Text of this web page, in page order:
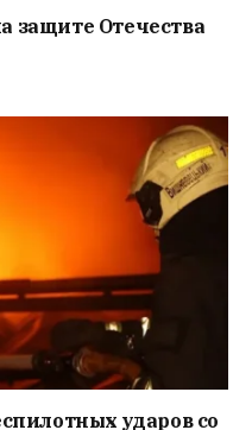
защите Отечества
ударов со